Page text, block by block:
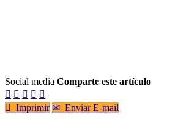
Social media Comparte este artículo
    
 Imprimir ✉ Enviar E-mail